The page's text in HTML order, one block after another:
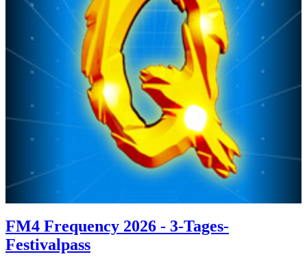
FM4 Frequency 2026 - 3-Tages-
Festivalpass